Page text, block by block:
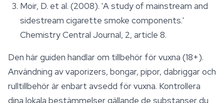
Moir, D. et al. (2008). 'A study of mainstream and
sidestream cigarette smoke components.'
Chemistry Central Journal, 2, article 8.
Den här guiden handlar om tillbehör för vuxna (18+).
Användning av vaporizers, bongar, pipor, dabriggar och
rulltillbehör är enbart avsedd för vuxna. Kontrollera
dina lokala bestämmelser gällande de substanser du